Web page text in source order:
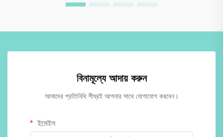
বিনামূল্যে আদায় করুন
আমাদের প্রতিনিধি শীঘ্রই আপনার সাথে যোগাযোগ করবেন।
ইমেইল